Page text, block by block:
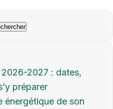
2027 : dates,
préparer
énergétique de son